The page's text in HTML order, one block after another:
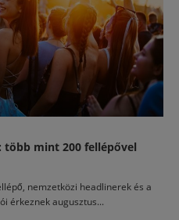
több mint 200 fellépővel
nemzetközi headlinerek és a
érkeznek augusztus...